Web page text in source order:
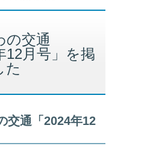
の交通
12月号」を掲
た
交通「2024年12